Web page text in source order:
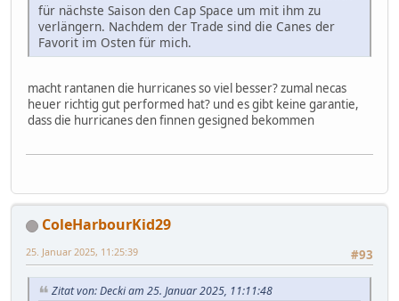
für nächste Saison den Cap Space um mit ihm zu
verlängern. Nachdem der Trade sind die Canes der
Favorit im Osten für mich.
macht rantanen die hurricanes so viel besser? zumal necas
heuer richtig gut performed hat? und es gibt keine garantie,
dass die hurricanes den finnen gesigned bekommen
ColeHarbourKid29
#93
25. Januar 2025, 11:25:39
Zitat von: Decki am 25. Januar 2025, 11:11:48